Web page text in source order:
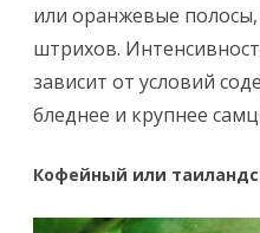
или оранжевые
штрихов.
зависит от условий
бледнее и крупнее
Кофейный или